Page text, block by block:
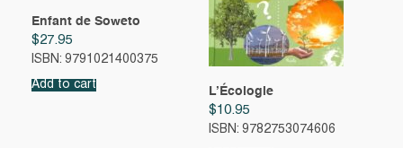
Enfant de Soweto
$27.95
ISBN: 9791021400375
Add to cart
L’Écologie
$10.95
ISBN: 9782753074606